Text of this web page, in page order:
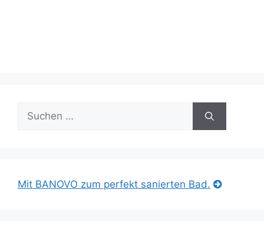
Suche
nach:
Mit BANOVO zum perfekt sanierten Bad.